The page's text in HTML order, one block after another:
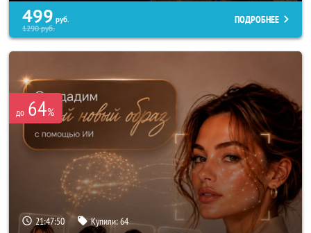
499 руб.
1290руб.
ПОДРОБНЕЕ
до 64%
21:47:49 Купили:64